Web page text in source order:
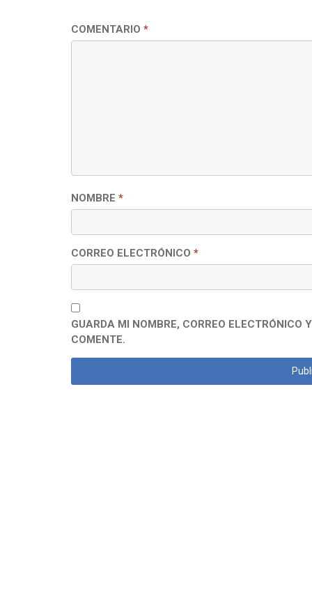
COMENTARIO *
NOMBRE *
CORREO ELECTRÓNICO *
GUARDA MI NOMBRE, CORREO ELECTRÓNICO
COMENTE.